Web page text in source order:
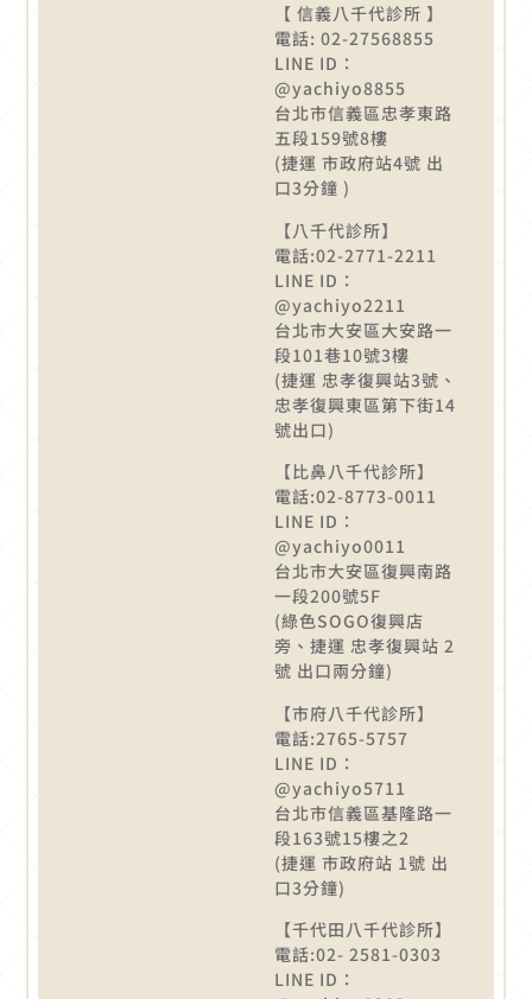
【 信義八千代診所 】
電話: 02-27568855
LINE ID：
@yachiyo8855
台北市信義區忠孝東路
五段159號8樓
(捷運 市政府站4號 出
口3分鐘 )
【八千代診所】
電話:02-2771-2211
LINE ID：
@yachiyo2211
台北市大安區大安路一
段101巷10號3樓
(捷運 忠孝復興站3號、
忠孝復興東區第下街14
號出口)
【比鼻八千代診所】
電話:02-8773-0011
LINE ID：
@yachiyo0011
台北市大安區復興南路
一段200號5F
(綠色SOGO復興店
旁、捷運 忠孝復興站 2
號 出口兩分鐘)
【市府八千代診所】
電話:2765-5757
LINE ID：
@yachiyo5711
台北市信義區基隆路一
段163號15樓之2
(捷運 市政府站 1號 出
口3分鐘)
【千代田八千代診所】
電話:02- 2581-0303
LINE ID：